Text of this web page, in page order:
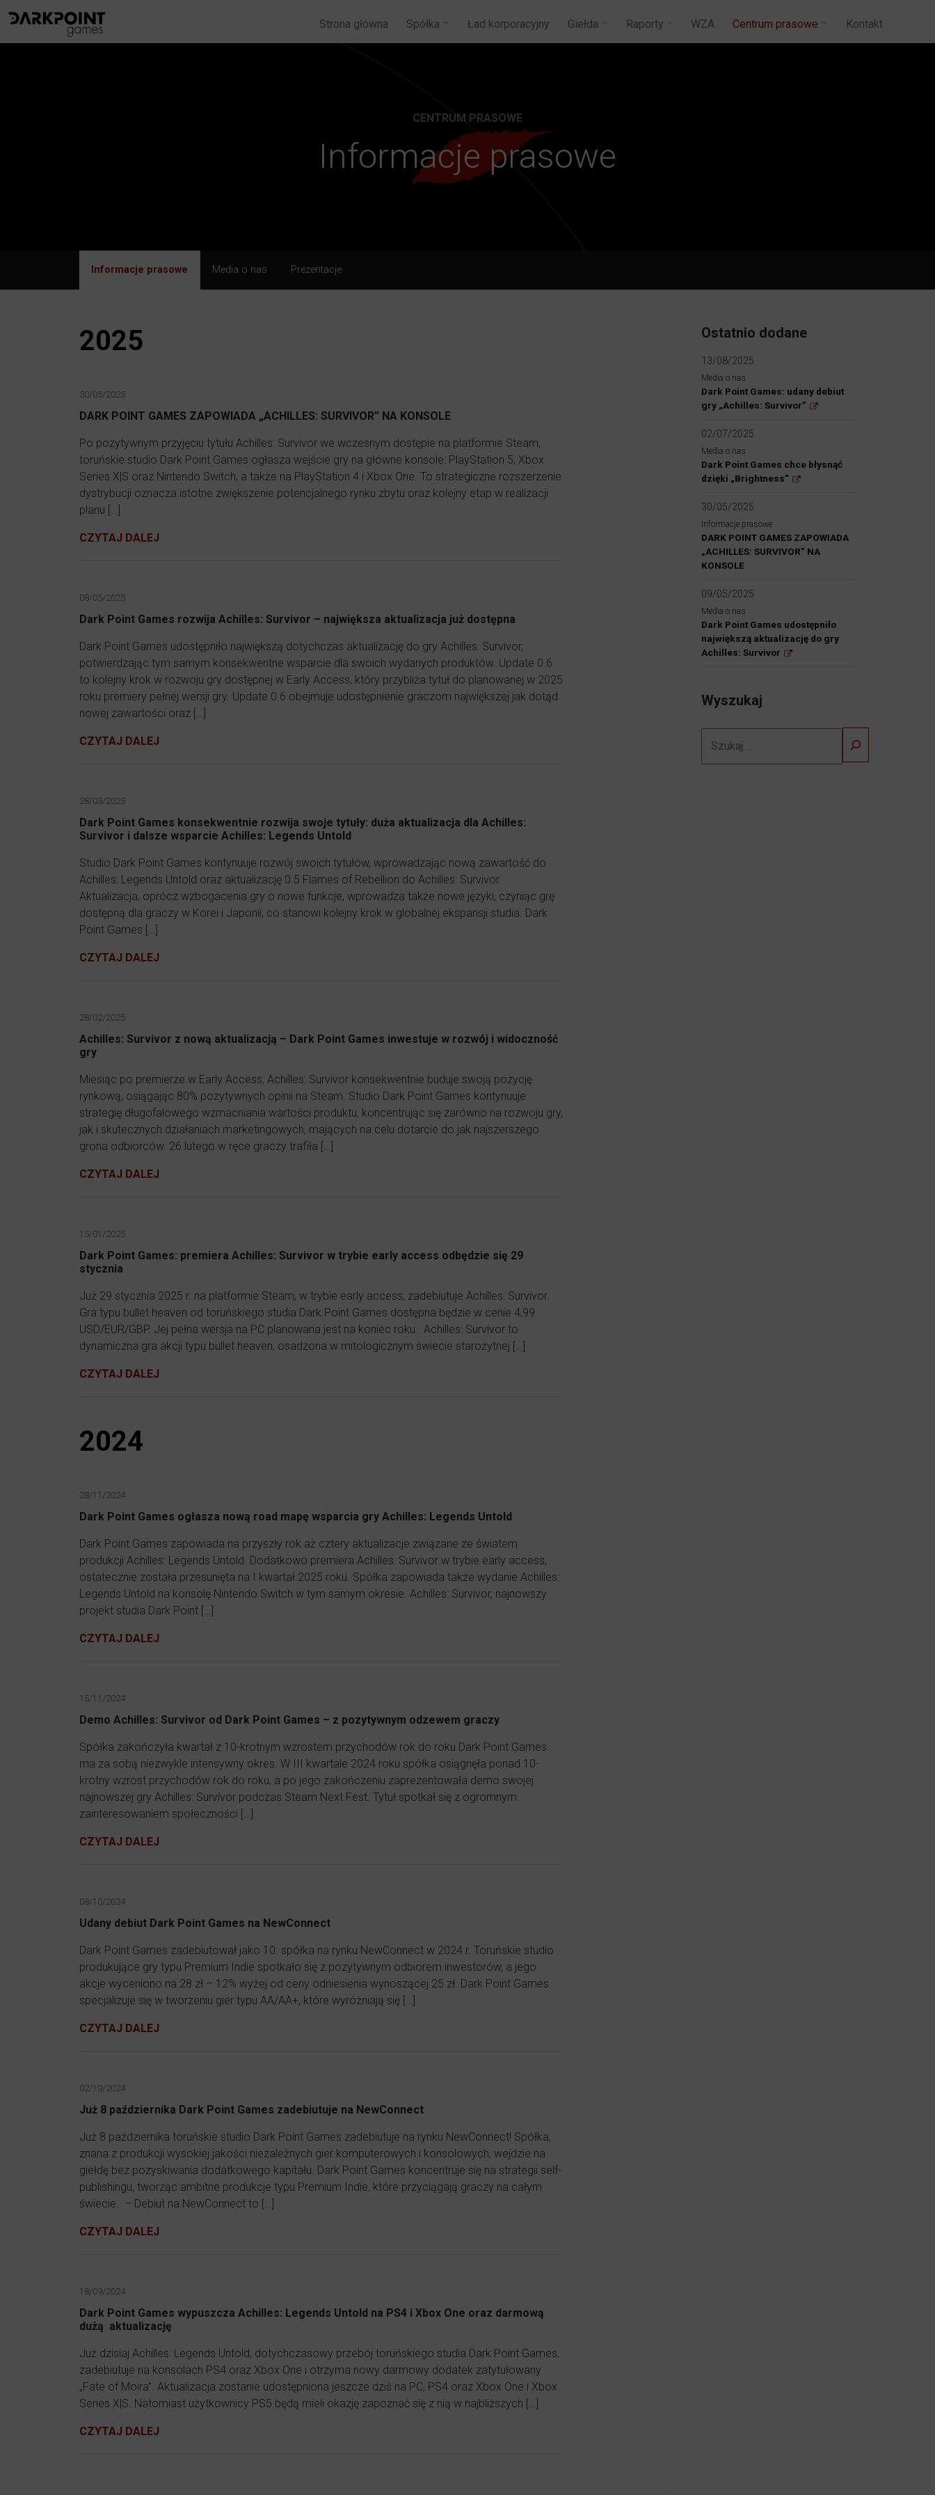
Strona główna Spółka Ład korporacyjny Giełda Raporty WZA Centrum prasowe Kontakt
CENTRUM PRASOWE
Informacje prasowe
Informacje prasowe Media o nas Prezentacje
2025
30/05/2025
DARK POINT GAMES ZAPOWIADA „ACHILLES: SURVIVOR” NA KONSOLE
Po pozytywnym przyjęciu tytułu Achilles: Survivor we wczesnym dostępie na platformie Steam,
toruńskie studio Dark Point Games ogłasza wejście gry na główne konsole: PlayStation 5, Xbox
Series X|S oraz Nintendo Switch, a także na PlayStation 4 i Xbox One. To strategiczne rozszerzenie
dystrybucji oznacza istotne zwiększenie potencjalnego rynku zbytu oraz kolejny etap w realizacji
planu […]
CZYTAJ DALEJ
08/05/2025
Dark Point Games rozwija Achilles: Survivor – największa aktualizacja już dostępna
Dark Point Games udostępniło największą dotychczas aktualizację do gry Achilles: Survivor,
potwierdzając tym samym konsekwentne wsparcie dla swoich wydanych produktów. Update 0.6
to kolejny krok w rozwoju gry dostępnej w Early Access, który przybliża tytuł do planowanej w 2025
roku premiery pełnej wersji gry. Update 0.6 obejmuje udostępnienie graczom największej jak dotąd
nowej zawartości oraz […]
CZYTAJ DALEJ
28/03/2025
Dark Point Games konsekwentnie rozwija swoje tytuły: duża aktualizacja dla Achilles:
Survivor i dalsze wsparcie Achilles: Legends Untold
Studio Dark Point Games kontynuuje rozwój swoich tytułów, wprowadzając nową zawartość do
Achilles: Legends Untold oraz aktualizację 0.5 Flames of Rebellion do Achilles: Survivor.
Aktualizacja, oprócz wzbogacenia gry o nowe funkcje, wprowadza także nowe języki, czyniąc grę
dostępną dla graczy w Korei i Japonii, co stanowi kolejny krok w globalnej ekspansji studia. Dark
Point Games […]
CZYTAJ DALEJ
28/02/2025
Achilles: Survivor z nową aktualizacją – Dark Point Games inwestuje w rozwój i widoczność
gry
Miesiąc po premierze w Early Access, Achilles: Survivor konsekwentnie buduje swoją pozycję
rynkową, osiągając 80% pozytywnych opinii na Steam. Studio Dark Point Games kontynuuje
strategię długofalowego wzmacniania wartości produktu, koncentrując się zarówno na rozwoju gry,
jak i skutecznych działaniach marketingowych, mających na celu dotarcie do jak najszerszego
grona odbiorców. 26 lutego w ręce graczy trafiła […]
CZYTAJ DALEJ
15/01/2025
Dark Point Games: premiera Achilles: Survivor w trybie early access odbędzie się 29
stycznia
Już 29 stycznia 2025 r. na platformie Steam, w trybie early access, zadebiutuje Achilles: Survivor.
Gra typu bullet heaven od toruńskiego studia Dark Point Games dostępna będzie w cenie 4,99
USD/EUR/GBP. Jej pełna wersja na PC planowana jest na koniec roku. Achilles: Survivor to
dynamiczna gra akcji typu bullet heaven, osadzona w mitologicznym świecie starożytnej […]
CZYTAJ DALEJ
2024
28/11/2024
Dark Point Games ogłasza nową road mapę wsparcia gry Achilles: Legends Untold
Dark Point Games zapowiada na przyszły rok aż cztery aktualizacje związane ze światem
produkcji Achilles: Legends Untold. Dodatkowo premiera Achilles: Survivor w trybie early access,
ostatecznie została przesunięta na I kwartał 2025 roku. Spółka zapowiada także wydanie Achilles:
Legends Untold na konsolę Nintendo Switch w tym samym okresie. Achilles: Survivor, najnowszy
projekt studia Dark Point […]
CZYTAJ DALEJ
15/11/2024
Demo Achilles: Survivor od Dark Point Games – z pozytywnym odzewem graczy
Spółka zakończyła kwartał z 10-krotnym wzrostem przychodów rok do roku Dark Point Games
ma za sobą niezwykle intensywny okres. W III kwartale 2024 roku spółka osiągnęła ponad 10-
krotny wzrost przychodów rok do roku, a po jego zakończeniu zaprezentowała demo swojej
najnowszej gry Achilles: Survivor podczas Steam Next Fest. Tytuł spotkał się z ogromnym
zainteresowaniem społeczności […]
CZYTAJ DALEJ
08/10/2024
Udany debiut Dark Point Games na NewConnect
Dark Point Games zadebiutował jako 10. spółka na rynku NewConnect w 2024 r. Toruńskie studio
produkujące gry typu Premium Indie spotkało się z pozytywnym odbiorem inwestorów, a jego
akcje wyceniono na 28 zł – 12% wyżej od ceny odniesienia wynoszącej 25 zł. Dark Point Games
specjalizuje się w tworzeniu gier typu AA/AA+, które wyróżniają się […]
CZYTAJ DALEJ
02/10/2024
Już 8 października Dark Point Games zadebiutuje na NewConnect
Już 8 października toruńskie studio Dark Point Games zadebiutuje na rynku NewConnect! Spółka,
znana z produkcji wysokiej jakości niezależnych gier komputerowych i konsolowych, wejdzie na
giełdę bez pozyskiwania dodatkowego kapitału. Dark Point Games koncentruje się na strategii self-
publishingu, tworząc ambitne produkcje typu Premium Indie, które przyciągają graczy na całym
świecie. – Debiut na NewConnect to […]
CZYTAJ DALEJ
18/09/2024
Dark Point Games wypuszcza Achilles: Legends Untold na PS4 i Xbox One oraz darmową
dużą aktualizację
Już dzisiaj Achilles: Legends Untold, dotychczasowy przebój toruńskiego studia Dark Point Games,
zadebiutuje na konsolach PS4 oraz Xbox One i otrzyma nowy darmowy dodatek zatytułowany
„Fate of Moira”. Aktualizacja zostanie udostępniona jeszcze dziś na PC, PS4 oraz Xbox One i Xbox
Series X|S. Natomiast użytkownicy PS5 będą mieli okazję zapoznać się z nią w najbliższych […]
CZYTAJ DALEJ
Ostatnio dodane
13/08/2025
Media o nas
Dark Point Games: udany debiut
gry „Achilles: Survivor”
02/07/2025
Media o nas
Dark Point Games chce błysnąć
dzięki „Brightness”
30/05/2025
Informacje prasowe
DARK POINT GAMES ZAPOWIADA
„ACHILLES: SURVIVOR” NA
KONSOLE
09/05/2025
Media o nas
Dark Point Games udostępniło
największą aktualizację do gry
Achilles: Survivor
Wyszukaj